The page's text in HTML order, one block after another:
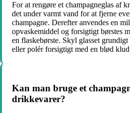
For at rengøre et champagneglas af
det under varmt vand for at fjerne
champagne. Derefter anvendes en
opvaskemiddel og forsigtigt børstes
en flaskebørste. Skyl glasset
eller polér forsigtigt med en blød
Kan man bruge et
drikkevarer?